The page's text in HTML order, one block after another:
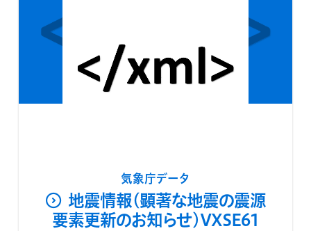
気象庁データ
地震情報(顕著な地震の震源
要素更新のお知らせ)VXSE61